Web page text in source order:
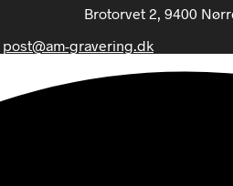
Brotorvet 2, 9400
post@am-gravering.dk